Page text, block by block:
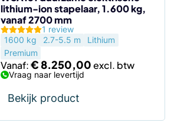
lithium-ion stapelaar, 1.600 kg,
vanaf 2700 mm
1 review
1600 kg
2.7-5.5 m
Lithium
Premium
Vanaf:€8.250,00
Vraag naar levertijd
Bekijk product
productpagina